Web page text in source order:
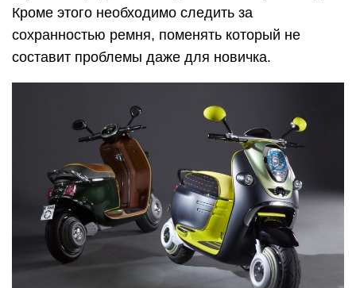
Кроме этого необходимо следить за
сохранностью ремня, поменять который не
составит проблемы даже для новичка.